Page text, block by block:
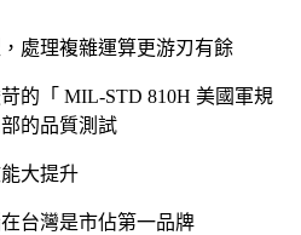
處理複雜運算更游刃有餘
的「 MIL-STD 810H 美國軍規
的品質測試
大提升
台灣是市佔第一品牌